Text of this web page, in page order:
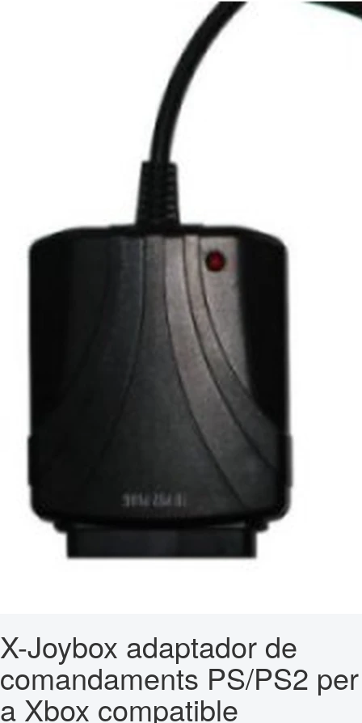
X-Joybox adaptador de
comandaments PS/PS2 per
a Xbox compatible